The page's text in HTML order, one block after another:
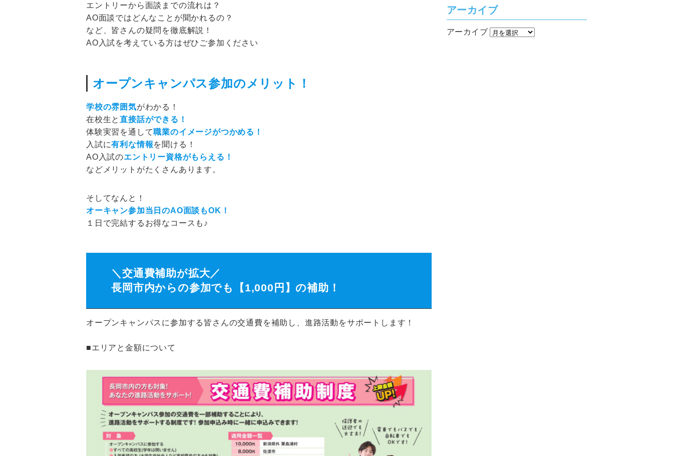
エントリーから面談までの流れは？
AO面談ではどんなことが聞かれるの？
など、皆さんの疑問を徹底解説！
AO入試を考えている方はぜひご参加ください
オープンキャンパス参加のメリット！
学校の雰囲気がわかる！
在校生と直接話ができる！
体験実習を通して職業のイメージがつかめる！
入試に有利な情報を聞ける！
AO入試のエントリー資格がもらえる！
などメリットがたくさんあります。
そしてなんと！
オーキャン参加当日のAO面談もOK！
１日で完結するお得なコースも♪
＼交通費補助が拡大／
長岡市内からの参加でも【1,000円】の補助！
オープンキャンパスに参加する皆さんの交通費を補助し、進路活動をサポートします！
■エリアと金額について
アーカイブ
アーカイブ